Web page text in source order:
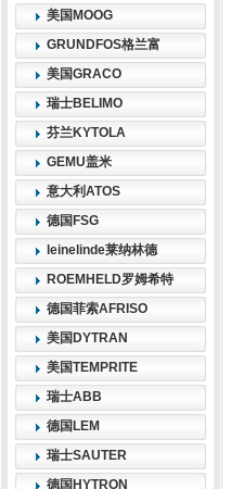
美国MOOG
GRUNDFOS格兰富
美国GRACO
瑞士BELIMO
芬兰KYTOLA
GEMU盖米
意大利ATOS
德国FSG
leinelinde莱纳林德
ROEMHELD罗姆希特
德国菲索AFRISO
美国DYTRAN
美国TEMPRITE
瑞士ABB
德国LEM
瑞士SAUTER
德国HYTRON